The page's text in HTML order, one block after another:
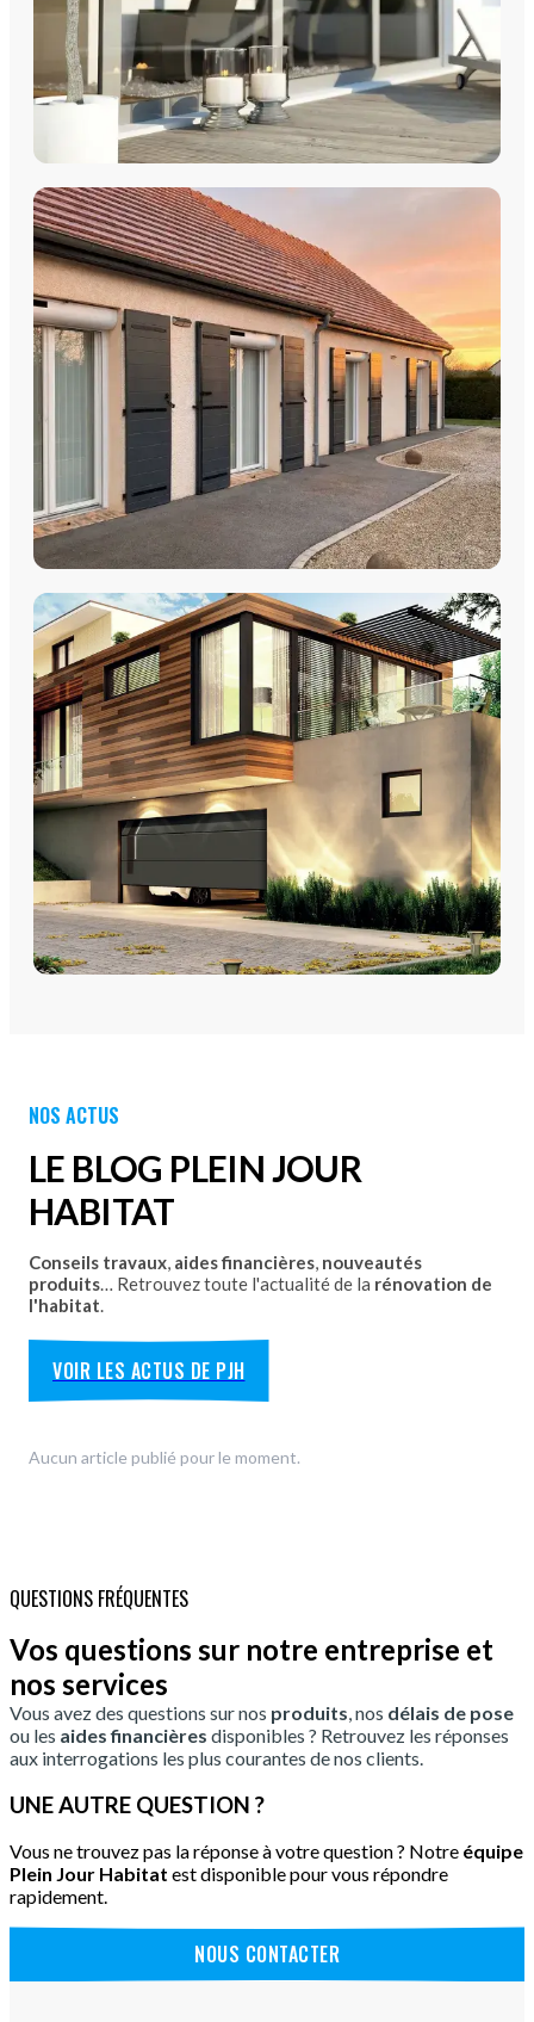
COULISSANTS & BAIES VITRÉES
Coulissants Aluminium
Découvrez nos Baies coulissantes et portes-fenêtres
aluminium avec pose par les équipes Plein Jour Habitat.
DÉCOUVRIR
VOLETS
Volets Roulants Volets Coulissants Volets Battants
Découvrez nos volets roulants, coulissants et battants avec
pose par les équipes Plein Jour Habitat.
DÉCOUVRIR
Découvrez nos portes de garage sectionnelles, basculantes
DÉCOUVRIR
NOS ACTUS
LE BLOG PLEIN JOUR
HABITAT
Conseils travaux, aides financières, nouveautés
produits… Retrouvez toute l'actualité de la rénovation de
l'habitat.
VOIR LES ACTUS DE PJH
Aucun article publié pour le moment.
QUESTIONS FRÉQUENTES
Vos questions sur notre entreprise et
nos services
Vous avez des questions sur nos produits, nos délais de pose
ou les aides financières disponibles ? Retrouvez les réponses
aux interrogations les plus courantes de nos clients.
UNE AUTRE QUESTION ?
Vous ne trouvez pas la réponse à votre question ? Notre équipe
Plein Jour Habitat est disponible pour vous répondre
rapidement.
NOUS CONTACTER